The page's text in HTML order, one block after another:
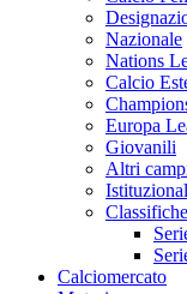
Nazionale
Nations
Calcio
Europa
Giovanili
Altri
Classifiche
Calciomercato